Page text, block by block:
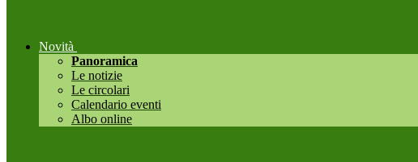
Novità
Panoramica
Le notizie
Le circolari
Calendario eventi
Albo online